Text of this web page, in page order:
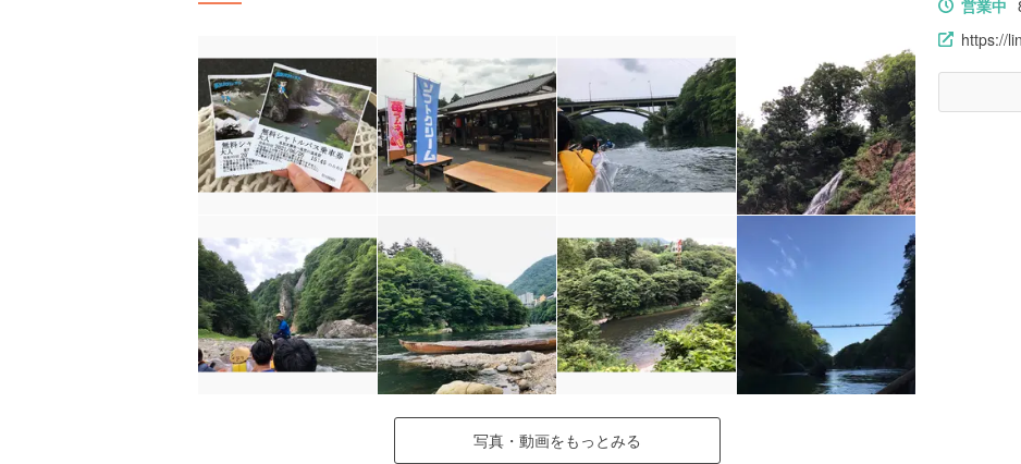
写真・動画をもっとみる
営業中
https://